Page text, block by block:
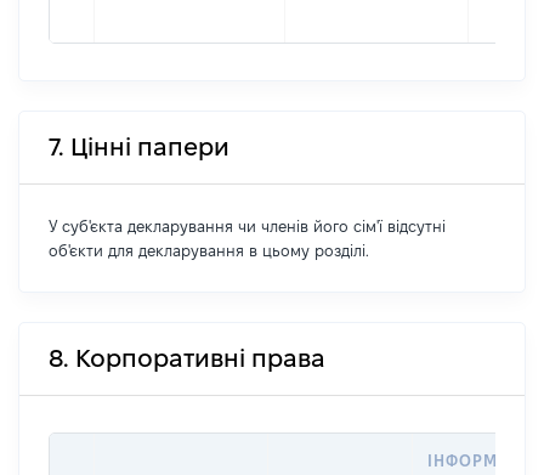
7. Цінні папери
У суб'єкта декларування чи членів його сім'ї відсутні
об'єкти для декларування в цьому розділі.
8. Корпоративні права
ІНФОРМАЦІЯ